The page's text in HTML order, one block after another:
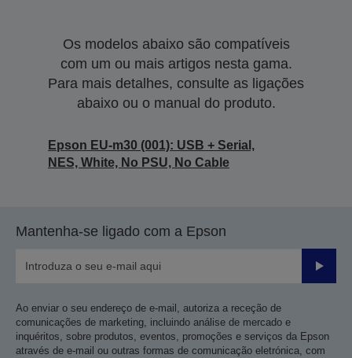
Os modelos abaixo são compatíveis
com um ou mais artigos nesta gama.
Para mais detalhes, consulte as ligações
abaixo ou o manual do produto.
Epson EU-m30 (001): USB + Serial,
NES, White, No PSU, No Cable
Mantenha-se ligado com a Epson
Enviar
Ao enviar o seu endereço de e-mail, autoriza a receção de
comunicações de marketing, incluindo análise de mercado e
inquéritos, sobre produtos, eventos, promoções e serviços da Epson
através de e-mail ou outras formas de comunicação eletrónica, com